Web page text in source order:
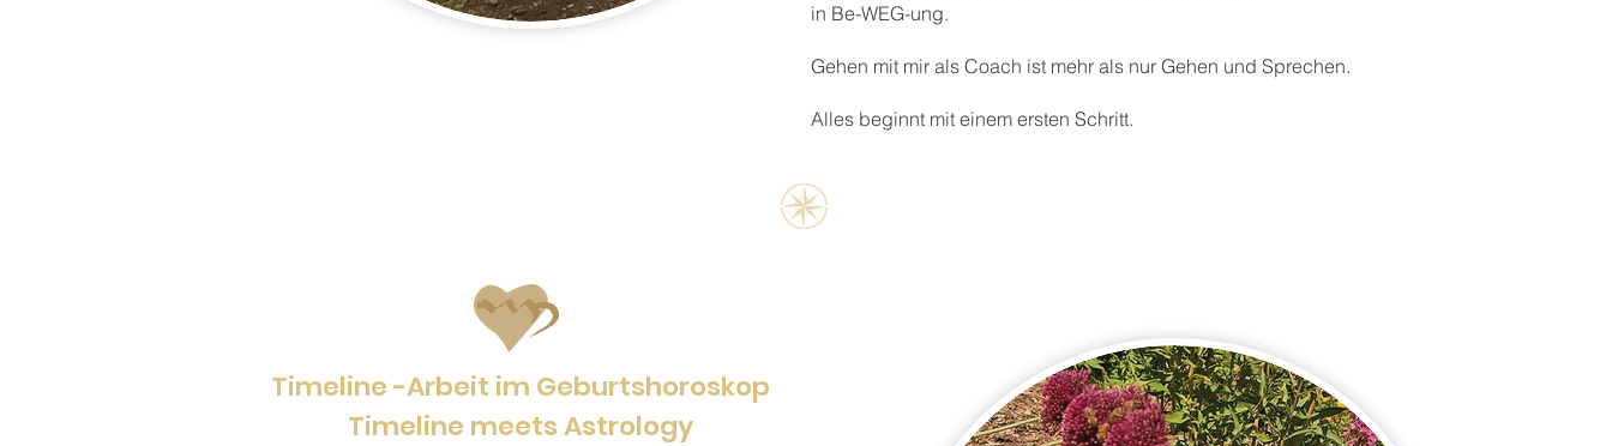
in Be-WEG-ung.
Gehen mit mir als Coach ist mehr als nur Gehen und Sprechen.
Alles beginnt mit einem ersten Schritt.
Timeline -Arbeit im Geburtshoroskop
Timeline meets Astrology